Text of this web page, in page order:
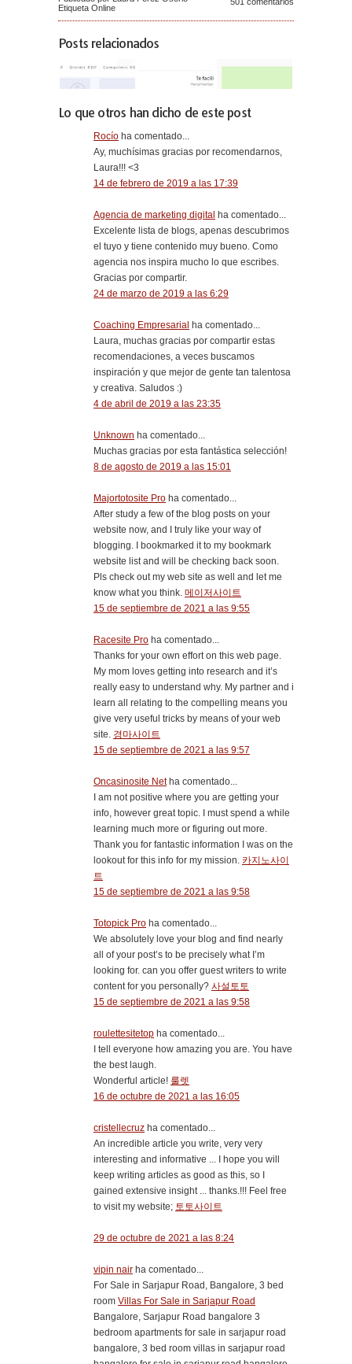
Etiqueta Online
Posts relacionados
Lo que otros han dicho de este post
Rocío ha comentado...
Ay, muchísimas gracias por recomendarnos,
Laura!!! <3
14 de febrero de 2019 a las 17:39
Agencia de marketing digital ha comentado...
Excelente lista de blogs, apenas descubrimos
el tuyo y tiene contenido muy bueno. Como
agencia nos inspira mucho lo que escribes.
Gracias por compartir.
24 de marzo de 2019 a las 6:29
Coaching Empresarial ha comentado...
Laura, muchas gracias por compartir estas
recomendaciones, a veces buscamos
inspiración y que mejor de gente tan talentosa
y creativa. Saludos :)
4 de abril de 2019 a las 23:35
Unknown ha comentado...
Muchas gracias por esta fantástica selección!
8 de agosto de 2019 a las 15:01
Majortotosite Pro ha comentado...
After study a few of the blog posts on your
website now, and I truly like your way of
blogging. I bookmarked it to my bookmark
website list and will be checking back soon.
Pls check out my web site as well and let me
know what you think. 메이저사이트
15 de septiembre de 2021 a las 9:55
Racesite Pro ha comentado...
Thanks for your own effort on this web page.
My mom loves getting into research and it’s
really easy to understand why. My partner and i
learn all relating to the compelling means you
give very useful tricks by means of your web
site. 경마사이트
15 de septiembre de 2021 a las 9:57
Oncasinosite Netha comentado...
I am not positive where you are getting your
info, however great topic. I must spend a while
learning much more or figuring out more.
Thank you for fantastic information I was on the
lookout for this info for my mission. 카지노사이
트
15 de septiembre de 2021 a las 9:58
Totopick Pro ha comentado...
We absolutely love your blog and find nearly
all of your post’s to be precisely what I’m
looking for. can you offer guest writers to write
content for you personally? 사설토토
15 de septiembre de 2021 a las 9:58
roulettesitetop ha comentado...
I tell everyone how amazing you are. You have
the best laugh.
Wonderful article! 룰렛
16 de octubre de 2021 a las 16:05
cristellecruz ha comentado...
An incredible article you write, very very
interesting and informative ... I hope you will
keep writing articles as good as this, so I
gained extensive insight ... thanks.!!! Feel free
to visit my website; 토토사이트
29 de octubre de 2021 a las 8:24
vipin nair ha comentado...
For Sale in Sarjapur Road, Bangalore, 3 bed
room Villas For Sale in Sarjapur Road
Bangalore, Sarjapur Road bangalore 3
bedroom apartments for sale in sarjapur road
bangalore, 3 bed room villas in sarjapur road